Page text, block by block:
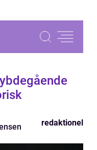
redaktionel